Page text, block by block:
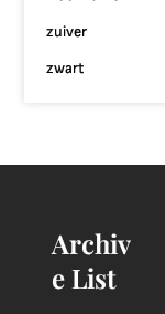
zuiver
zwart
Archiv
e List